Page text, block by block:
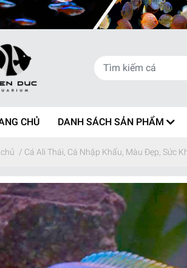
CHỦ DANH SÁCH SẢN PHẨM
/ Cá Ali Thái, Cá Nhập Khẩu, Màu Đẹp, Sức